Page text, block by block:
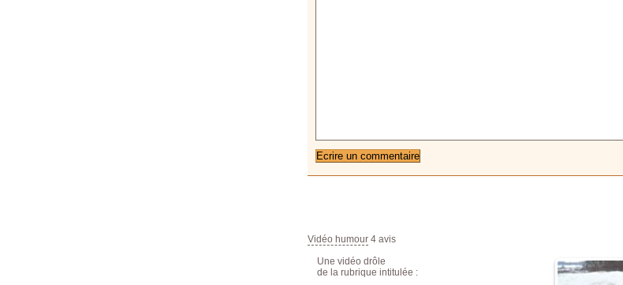
Vidéo humour 4avis
Une vidéo drôle
de la rubrique intitulée :